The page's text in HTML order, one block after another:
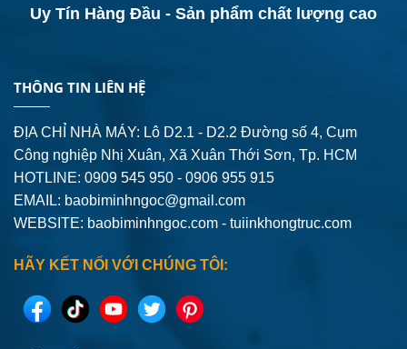
Uy Tín Hàng Đầu - Sản phẩm chất lượng cao
THÔNG TIN LIÊN HỆ
ĐỊA CHỈ NHÀ MÁY: Lô D2.1 - D2.2 Đường số 4, Cụm
Công nghiệp Nhị Xuân, Xã Xuân Thới Sơn, Tp. HCM
HOTLINE: 0909 545 950 - 0906 955 915
EMAIL: baobiminhngoc@gmail.com
WEBSITE: baobiminhngoc.com - tuiinkhongtruc.com
HÃY KẾT NỐI VỚI CHÚNG TÔI: